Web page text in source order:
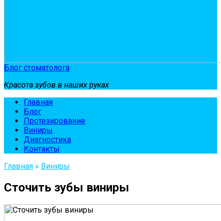
Блог стоматолога
Красота зубов в наших руках
Главная
Блог
Протезирование
Виниры
Диагностика
Контакты
Главная » Виниры
Сточить зубы виниры